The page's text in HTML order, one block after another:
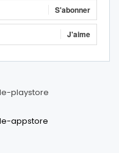
S'abonner
J'aime